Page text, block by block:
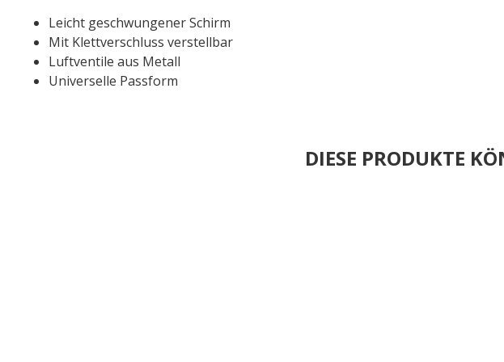
Leicht geschwungener Schirm
Mit Klettverschluss verstellbar
Luftventile aus Metall
Universelle Passform
DIESE PRODUKTE